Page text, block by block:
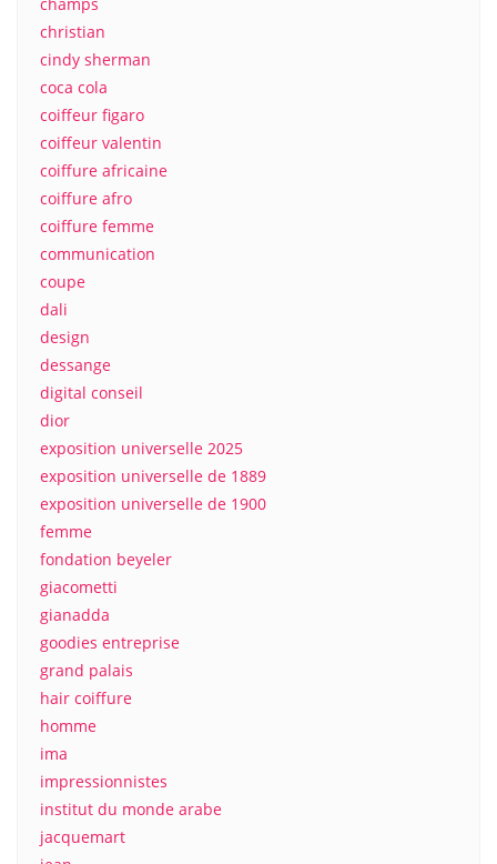
christian
cindy sherman
coca cola
coiffeur figaro
coiffeur valentin
coiffure africaine
coiffure afro
coiffure femme
communication
coupe
dali
design
dessange
digital conseil
dior
exposition universelle 2025
exposition universelle de 1889
exposition universelle de 1900
femme
fondation beyeler
giacometti
gianadda
goodies entreprise
grand palais
hair coiffure
homme
ima
impressionnistes
institut du monde arabe
jacquemart